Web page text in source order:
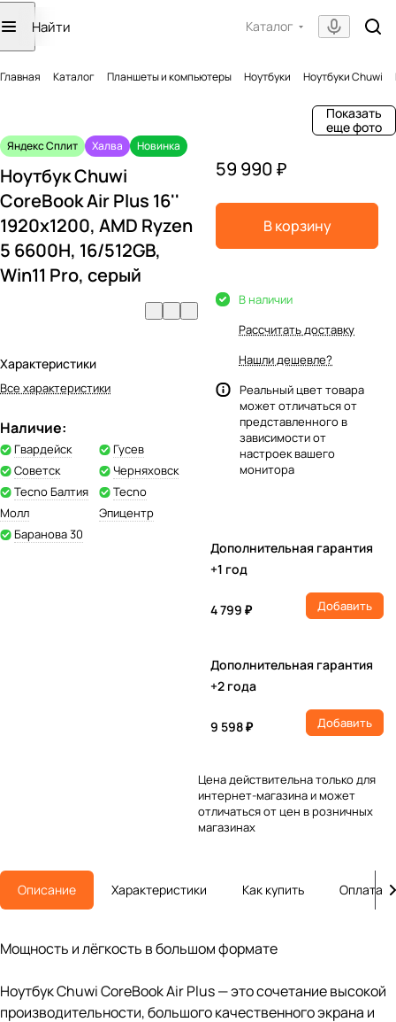
Каталог
Главная Каталог Планшеты и компьютеры Ноутбуки Ноутбуки Chuwi
Показать
еще фото
Яндекс Сплит Халва Новинка
Ноутбук Chuwi
CoreBook Air Plus 16''
1920х1200, AMD Ryzen
5 6600H, 16/512GB,
Win11 Pro, серый
Характеристики
Все характеристики
Наличие:
Гвардейск
Гусев
Советск
Черняховск
Tecno Балтия
Молл
Tecno
Эпицентр
Баранова 30
59 990 ₽
В корзину
В наличии
Рассчитать доставку
Нашли дешевле?
Реальный цвет товара
может отличаться от
представленного в
зависимости от
настроек вашего
монитора
Дополнительная гарантия
+1 год
4 799 ₽ Добавить
Дополнительная гарантия
+2 года
9 598 ₽ Добавить
Цена действительна только для
интернет-магазина и может
отличаться от цен в розничных
магазинах
Описание Характеристики Как купить Оплата
Мощность и лёгкость в большом формате
Ноутбук Chuwi CoreBook Air Plus — это сочетание высокой
производительности, большого качественного экрана и